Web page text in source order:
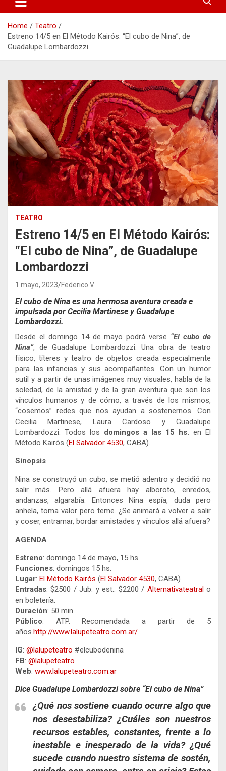
Home
Teatro
Estreno 14/5 en El Método Kairós: “El cubo de Nina”, de
Guadalupe Lombardozzi
TEATRO
Estreno 14/5 en El Método Kairós:
“El cubo de Nina”, de Guadalupe
Lombardozzi
1 mayo, 2023 Federico V.
El cubo de Nina es una hermosa aventura creada e
impulsada por Cecilia Martinese y Guadalupe
Lombardozzi.
Desde el domingo 14 de mayo podrá verse “El cubo de
Nina”, de Guadalupe Lombardozzi. Una obra de teatro
físico, títeres y teatro de objetos creada especialmente
para las infancias y sus acompañantes. Con un humor
sutil y a partir de unas imágenes muy visuales, habla de la
soledad, de la amistad y de la gran aventura que son los
vínculos humanos y de cómo, a través de los mismos,
“cosemos” redes que nos ayudan a sostenernos. Con
Cecilia Martinese, Laura Cardoso y Guadalupe
Lombardozzi. Todos los domingos a las 15 hs. en El
Método Kairós (El Salvador 4530, CABA).
Sinopsis
Nina se construyó un cubo, se metió adentro y decidió no
salir más. Pero allá afuera hay alboroto, enredos,
andanzas, algarabía. Entonces Nina espía, duda pero
anhela, toma valor pero teme. ¿Se animará a volver a salir
y coser, entramar, bordar amistades y vínculos allá afuera?
AGENDA
Estreno: domingo 14 de mayo, 15 hs.
Funciones: domingos 15 hs.
Lugar: El Método Kairós (El Salvador 4530, CABA)
Entradas: $2500 / Jub. y est.: $2200 / Alternativateatral o
en boletería.
Duración: 50 min.
Público: ATP. Recomendada a partir de 5
años.http://www.lalupeteatro.com.ar/
IG: @lalupeteatro #elcubodenina
FB: @lalupeteatro
Web: www.lalupeteatro.com.ar
Dice Guadalupe Lombardozzi sobre “El cubo de Nina”
¿Qué nos sostiene cuando ocurre algo que
nos desestabiliza? ¿Cuáles son nuestros
recursos estables, constantes, frente a lo
inestable e inesperado de la vida? ¿Qué
sucede cuando nuestro sistema de sostén,